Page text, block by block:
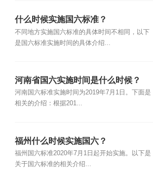
什么时候实施国六标准？
不同地方实施国六标准的具体时间不相同，以下
是国六标准实施时间的具体介绍...
河南省国六实施时间是什么时候？
河南国六标准实施时间为2019年7月1日。下面是
相关的介绍：根据201...
福州什么时候实施国六？
福州国六标准2020年7月1日起开始实施。以下是
关于国六标准的相关介绍...